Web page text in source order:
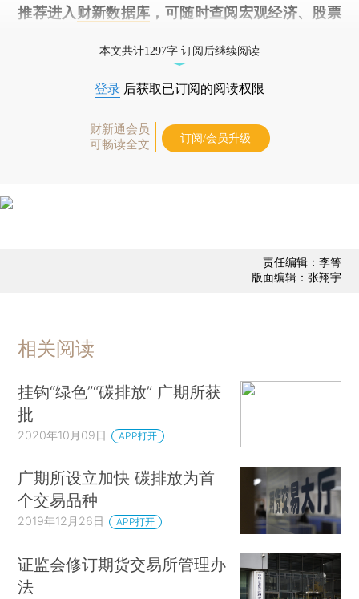
推荐进入 财新数据库 ，可随时查阅宏观经济、股票
本文共计1297字 订阅后继续阅读
登录 后获取已订阅的阅读权限
财新通会员
可畅读全文
订阅/会员升级
责任编辑：李箐
版面编辑：张翔宇
相关阅读
挂钩“绿色”“碳排放” 广期所获
批
2020年10月09日 APP打开
广期所设立加快 碳排放为首
个交易品种
2019年12月26日 APP打开
证监会修订期货交易所管理办
法